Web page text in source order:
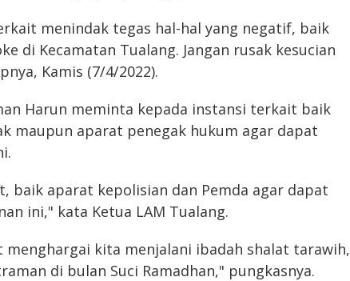
menindak tegas hal-hal yang negatif, baik
di Kecamatan Tualang. Jangan rusak kesucian
Kamis (7/4/2022).
Harun meminta kepada instansi terkait baik
maupun aparat penegak hukum agar dapat
baik aparat kepolisian dan Pemda agar dapat
ini," kata Ketua LAM Tualang.
kita menjalani ibadah shalat tarawih,
di bulan Suci Ramadhan," pungkasnya.